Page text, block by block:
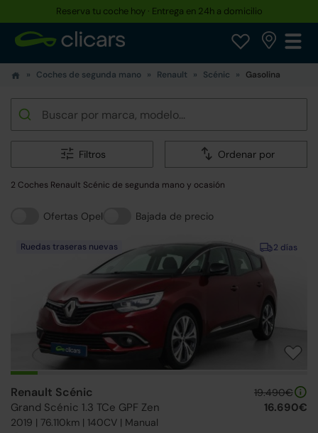
Reserva tu coche hoy · Entrega en 24h a domicilio
Coches de segunda mano Renault Scénic Gasolina
Filtros Ordenar por
2 Coches Renault Scénic de segunda mano y ocasión
Ofertas Opel Bajada de precio
2 días
Ruedas traseras nuevas
Renault Scénic
Grand Scénic 1.3 TCe GPF Zen
2019 | 76.110km | 140CV | Manual
19.490€
16.690€